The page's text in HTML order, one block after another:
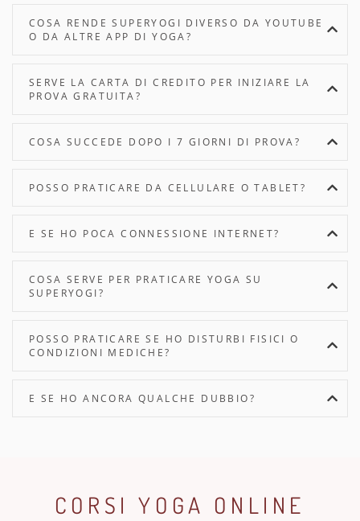
COSA RENDE SUPERYOGI DIVERSO DA YOUTUBE
O DA ALTRE APP DI YOGA?
SERVE LA CARTA DI CREDITO PER INIZIARE LA
PROVA GRATUITA?
COSA SUCCEDE DOPO I 7 GIORNI DI PROVA?
POSSO PRATICARE DA CELLULARE O TABLET?
E SE HO POCA CONNESSIONE INTERNET?
COSA SERVE PER PRATICARE YOGA SU
SUPERYOGI?
POSSO PRATICARE SE HO DISTURBI FISICI O
CONDIZIONI MEDICHE?
E SE HO ANCORA QUALCHE DUBBIO?
CORSI YOGA ONLINE